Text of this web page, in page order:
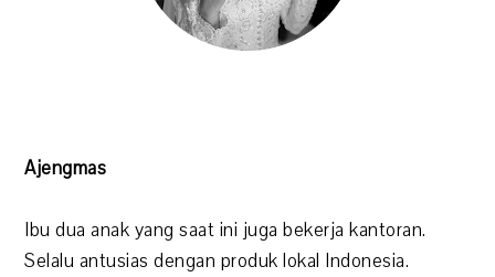
Ajengmas
Ibu dua anak yang saat ini juga bekerja kantoran.
Selalu antusias dengan produk lokal Indonesia.